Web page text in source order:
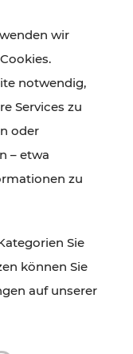
– viele
Fahrplan-
erreichbar.
wir
notwendig,
Services zu
oder
– etwa
zu
Sie
können Sie
auf unserer